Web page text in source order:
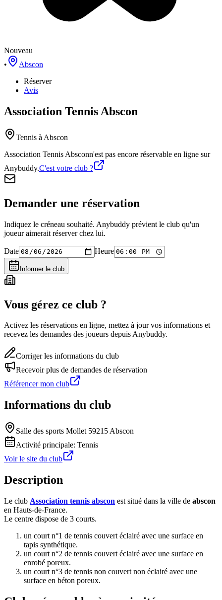
Nouveau
•
Abscon
Réserver
Avis
Association Tennis Abscon
Tennis à Abscon
Association Tennis Absconn'est pas encore réservable en ligne sur
Anybuddy.C'est votre club ?
Demander une réservation
Indiquez le créneau souhaité. Anybuddy prévient le club qu'un
joueur aimerait réserver chez lui.
Date Heure
Informer le club
Vous gérez ce club ?
Activez les réservations en ligne, mettez à jour vos informations et
recevez les demandes des joueurs depuis Anybuddy.
Corriger les informations du club
Recevoir plus de demandes de réservation
Référencer mon club
Informations du club
Salle des sports Mollet 59215 Abscon
Activité principale: Tennis
Voir le site du club
Description
Le club Association tennis abscon est situé dans la ville de abscon
en Hauts-de-France.
Le centre dispose de 3 courts.
un court n°1 de tennis couvert éclairé avec une surface en
tapis synthétique.
un court n°2 de tennis couvert éclairé avec une surface en
enrobé poreux.
un court n°3 de tennis non couvert non éclairé avec une
surface en béton poreux.